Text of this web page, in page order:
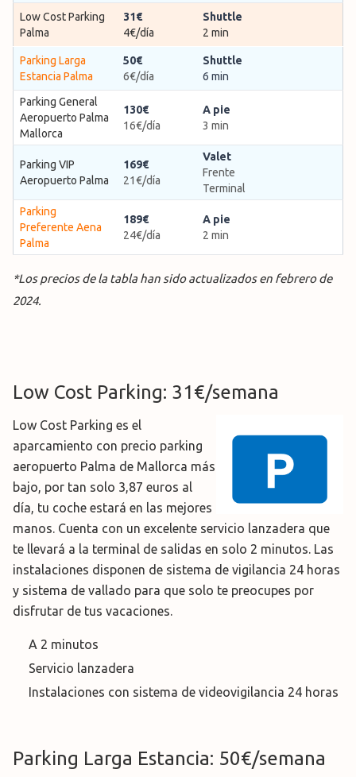
Low Cost Parking
Palma
31€
4€/día
Shuttle
2 min
Parking Larga
Estancia Palma
50€
6€/día
Shuttle
6 min
Parking General
Aeropuerto Palma
Mallorca
130€
16€/día
A pie
3 min
Parking VIP
Aeropuerto Palma
169€
21€/día
Valet
Frente
Terminal
Parking
Preferente Aena
Palma
189€
24€/día
A pie
2 min
*Los precios de la tabla han sido actualizados en febrero de
2024.
Low Cost Parking: 31€/semana
Low Cost Parking es el
aparcamiento con precio parking
aeropuerto Palma de Mallorca más
bajo, por tan solo 3,87 euros al
día, tu coche estará en las mejores
manos. Cuenta con un excelente servicio lanzadera que
te llevará a la terminal de salidas en solo 2 minutos. Las
instalaciones disponen de sistema de vigilancia 24 horas
y sistema de vallado para que solo te preocupes por
disfrutar de tus vacaciones.
A 2 minutos
Servicio lanzadera
Instalaciones con sistema de videovigilancia 24 horas
Parking Larga Estancia: 50€/semana